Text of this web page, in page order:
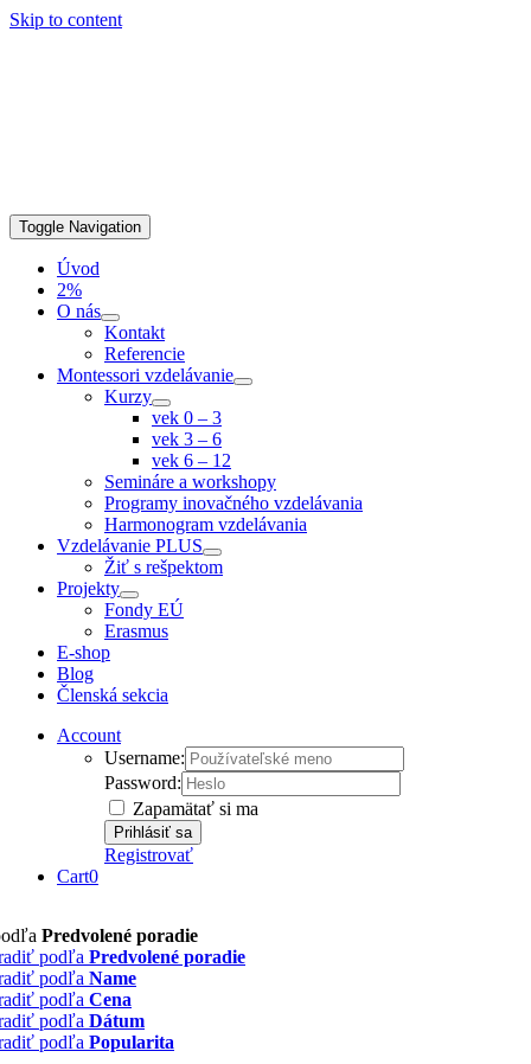
Skip to content
Toggle Navigation
Úvod
2%
O nás
Kontakt
Referencie
Montessori vzdelávanie
Kurzy
vek 0 – 3
vek 3 – 6
vek 6 – 12
Semináre a workshopy
Programy inovačného vzdelávania
Harmonogram vzdelávania
Vzdelávanie PLUS
Žiť s rešpektom
Projekty
Fondy EÚ
Erasmus
E-shop
Blog
Členská sekcia
Account
Username:
Password:
Zapamätať si ma
Registrovať
Cart0
Predvolené poradie
podľa Predvolené poradie
podľa Name
podľa Cena
podľa Dátum
podľa Popularita